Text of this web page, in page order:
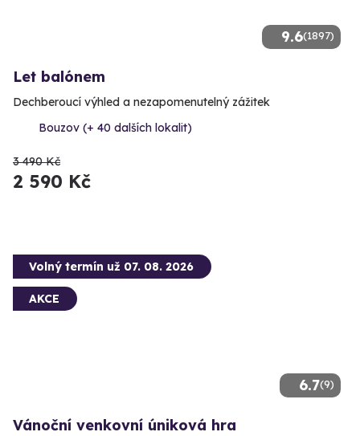
9.6(1897)
Let balónem
Dechberoucí výhled a nezapomenutelný zážitek
Bouzov (+ 40 dalších lokalit)
3 490 Kč
2 590 Kč
6.7(9)
Volný termín už 07. 08. 2026
AKCE
Vánoční venkovní úniková hra